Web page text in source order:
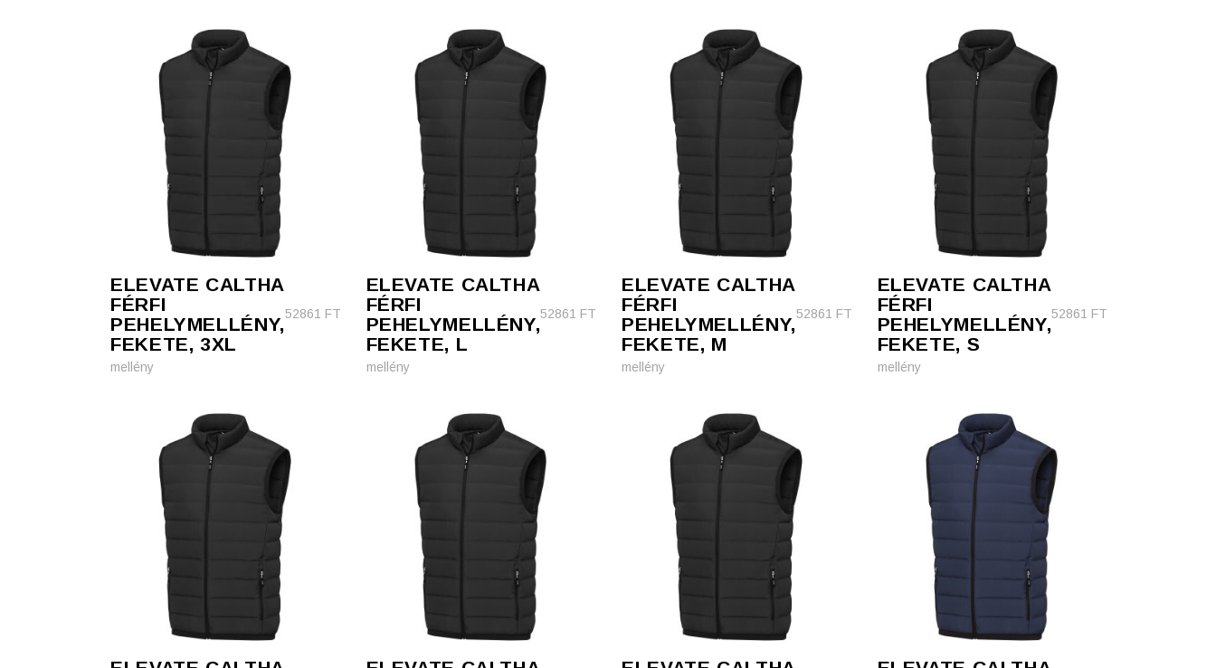
Tárca, kulcstartó
Táska
ELEVATE CALTHA
FÉRFI
PEHELYMELLÉNY,
FEKETE, 3XL
52861 FT
mellény
ELEVATE CALTHA
FÉRFI
PEHELYMELLÉNY,
FEKETE, L
52861 FT
mellény
ELEVATE CALTHA
FÉRFI
PEHELYMELLÉNY,
FEKETE, M
52861 FT
mellény
ELEVATE CALTHA
FÉRFI
PEHELYMELLÉNY,
FEKETE, S
52861 FT
mellény